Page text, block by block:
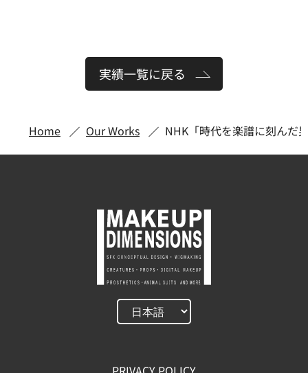
実績一覧に戻る
Home Our Works NHK「時代を楽譜に刻んだ